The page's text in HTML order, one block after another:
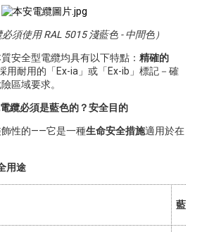
須使用 RAL 5015 淺藍色 - 中間色）
安全型電纜均具有以下特點： 精確的
用耐用的「Ex-ia」或「Ex-ib」標記－確
區域要求。
纜必須是藍色的？安全目的
飾性的——它是一種生命安全措施適用於在
用途
藍色